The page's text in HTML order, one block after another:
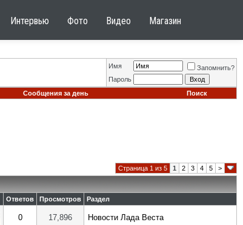
Интервью Фото Видео Магазин
Имя
Запомнить?
Пароль
Сообщения за день Поиск
Страница 1 из 5 1 2 3 4 5 >
Ответов Просмотров Раздел
0 17,896 Новости Лада Веста